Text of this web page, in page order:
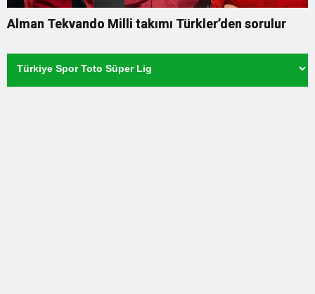
Alman Tekvando Milli takımı Türkler’den sorulur